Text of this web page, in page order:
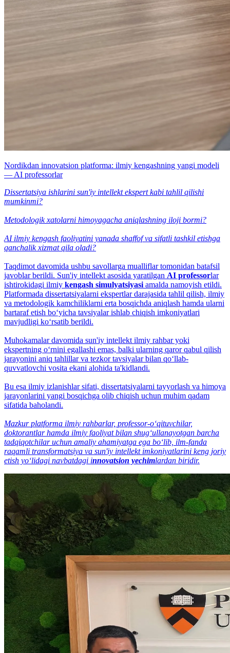
Nordikdan innovatsion platforma: ilmiy kengashning yangi modeli
— AI professorlar
Dissertatsiya ishlarini sun'iy intellekt ekspert kabi tahlil qilishi
mumkinmi?
Metodologik xatolarni himoyagacha aniqlashning iloji bormi?
AI ilmiy kengash faoliyatini yanada shaffof va sifatli tashkil etishga
qanchalik xizmat qila oladi?
Taqdimot davomida ushbu savollarga mualliflar tomonidan batafsil
javoblar berildi. Sun'iy intellekt asosida yaratilgan AI professorlar
ishtirokidagi ilmiy kengash simulyatsiyasi amalda namoyish etildi.
Platformada dissertatsiyalarni ekspertlar darajasida tahlil qilish, ilmiy
va metodologik kamchiliklarni erta bosqichda aniqlash hamda ularni
bartaraf etish bo‘yicha tavsiyalar ishlab chiqish imkoniyatlari
mavjudligi ko‘rsatib berildi.
Muhokamalar davomida sun'iy intellekt ilmiy rahbar yoki
ekspertning o‘rnini egallashi emas, balki ularning qaror qabul qilish
jarayonini aniq tahlillar va tezkor tavsiyalar bilan qo‘llab-
quvvatlovchi vosita ekani alohida ta'kidlandi.
Bu esa ilmiy izlanishlar sifati, dissertatsiyalarni tayyorlash va himoya
jarayonlarini yangi bosqichga olib chiqish uchun muhim qadam
sifatida baholandi.
Mazkur platforma ilmiy rahbarlar, professor-o‘qituvchilar,
doktorantlar hamda ilmiy faoliyat bilan shug‘ullanayotgan barcha
tadqiqotchilar uchun amaliy ahamiyatga ega bo‘lib, ilm-fanda
raqamli transformatsiya va sun'iy intellekt imkoniyatlarini keng joriy
etish yo‘lidagi navbatdagi innovatsion yechimlardan biridir.